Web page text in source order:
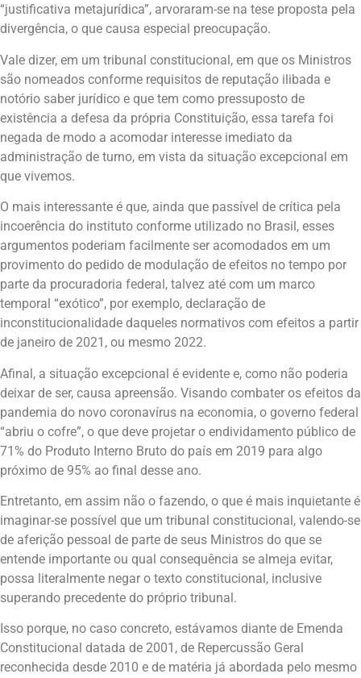
“justificativa metajurídica”, arvoraram-se na tese proposta pela
divergência, o que causa especial preocupação.
Vale dizer, em um tribunal constitucional, em que os Ministros
são nomeados conforme requisitos de reputação ilibada e
notório saber jurídico e que tem como pressuposto de
existência a defesa da própria Constituição, essa tarefa foi
negada de modo a acomodar interesse imediato da
administração de turno, em vista da situação excepcional em
que vivemos.
O mais interessante é que, ainda que passível de crítica pela
incoerência do instituto conforme utilizado no Brasil, esses
argumentos poderiam facilmente ser acomodados em um
provimento do pedido de modulação de efeitos no tempo por
parte da procuradoria federal, talvez até com um marco
temporal “exótico”, por exemplo, declaração de
inconstitucionalidade daqueles normativos com efeitos a partir
de janeiro de 2021, ou mesmo 2022.
Afinal, a situação excepcional é evidente e, como não poderia
deixar de ser, causa apreensão. Visando combater os efeitos da
pandemia do novo coronavírus na economia, o governo federal
“abriu o cofre”, o que deve projetar o endividamento público de
71% do Produto Interno Bruto do país em 2019 para algo
próximo de 95% ao final desse ano.
Entretanto, em assim não o fazendo, o que é mais inquietante é
imaginar-se possível que um tribunal constitucional, valendo-se
de aferição pessoal de parte de seus Ministros do que se
entende importante ou qual consequência se almeja evitar,
possa literalmente negar o texto constitucional, inclusive
superando precedente do próprio tribunal.
Isso porque, no caso concreto, estávamos diante de Emenda
Constitucional datada de 2001, de Repercussão Geral
reconhecida desde 2010 e de matéria já abordada pelo mesmo